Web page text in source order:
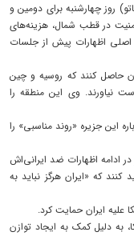
روز چهارشنبه برای دومین و
در قطب شمال، هزینه‌های
اصلی اظهارات پیش از جلسات
حاصل کنند که روسیه و چین
نیاورند. وی این منطقه را
این جزیره «روند مناسبی» را
در ادامه اظهارات ضد ایرانی‌اش
کنند که «ایران هرگز نباید به
علیه ایران حمایت کرد.
به دلیل کمک به ایجاد توازن